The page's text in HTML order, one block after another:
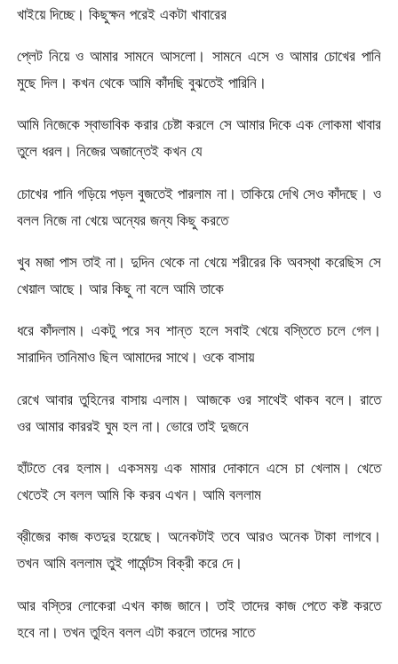
খাইয়ে দিচ্ছে। কিছুক্ষন পরেই একটা খাবারের
প্লেট নিয়ে ও আমার সামনে আসলো। সামনে এসে ও আমার চোখের পানি
মুছে দিল। কখন থেকে আমি কাঁদছি বুঝতেই পারিনি।
আমি নিজেকে স্বাভাবিক করার চেষ্টা করলে সে আমার দিকে এক লোকমা খাবার
তুলে ধরল। নিজের অজান্তেই কখন যে
চোখের পানি গড়িয়ে পড়ল বুজতেই পারলাম না। তাকিয়ে দেখি সেও কাঁদছে। ও
বলল নিজে না খেয়ে অন্যের জন্য কিছু করতে
খুব মজা পাস তাই না। দুদিন থেকে না খেয়ে শরীরের কি অবস্থা করেছিস সে
খেয়াল আছে। আর কিছু না বলে আমি তাকে
ধরে কাঁদলাম। একটু পরে সব শান্ত হলে সবাই খেয়ে বস্তিতে চলে গেল।
সারাদিন তানিমাও ছিল আমাদের সাথে। ওকে বাসায়
রেখে আবার তুহিনের বাসায় এলাম। আজকে ওর সাথেই থাকব বলে। রাতে
ওর আমার কাররই ঘুম হল না। ভোরে তাই দুজনে
হাঁটতে বের হলাম। একসময় এক মামার দোকানে এসে চা খেলাম। খেতে
খেতেই সে বলল আমি কি করব এখন। আমি বললাম
ব্রীজের কাজ কতদুর হয়েছে। অনেকটাই তবে আরও অনেক টাকা লাগবে।
তখন আমি বললাম তুই গার্মেন্টস বিক্রী করে দে।
আর বস্তির লোকেরা এখন কাজ জানে। তাই তাদের কাজ পেতে কষ্ট করতে
হবে না। তখন তুহিন বলল এটা করলে তাদের সাতে